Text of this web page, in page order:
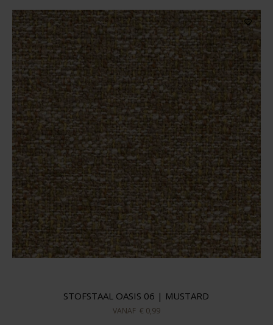
STOFSTAAL OASIS 06 | MUSTARD
VANAF € 0,99